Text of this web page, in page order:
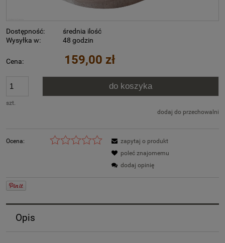
Dostępność:
średnia ilość
Wysyłka w:
48 godzin
Cena: 159,00 zł
szt.
do koszyka
dodaj do przechowalni
Ocena:
zapytaj o produkt
poleć znajomemu
dodaj opinię
Opis